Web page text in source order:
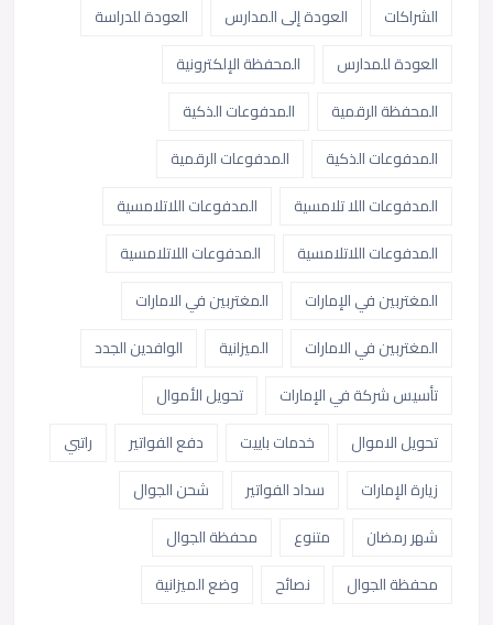
الشراكات
العودة إلى المدارس
العودة للدراسة
العودة للمدارس
المحفظة الإلكترونية
المحفظة الرقمية
المدفوعات الذكية
المدفوعات الذكية
المدفوعات الرقمية
المدفوعات اللا تلامسية
المدفوعات اللاتلامسية
المدفوعات اللاتلامسية
المدفوعات اللاتلامسية
المغتربين في الإمارات
المغتربين في الامارات
المغتربين في الامارات
الميزانية
الوافدين الجدد
تأسيس شركة في الإمارات
تحويل الأموال
تحويل الاموال
خدمات باييت دفع الفواتير
راتبي
زيارة الإمارات
سداد الفواتير
شحن الجوال
شهر رمضان
متنوع
محفظة الجوال
محفظة الجوال
نصائح وضع الميزانية